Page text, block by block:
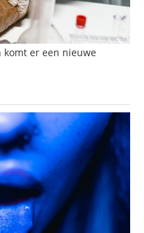
komt er een nieuwe